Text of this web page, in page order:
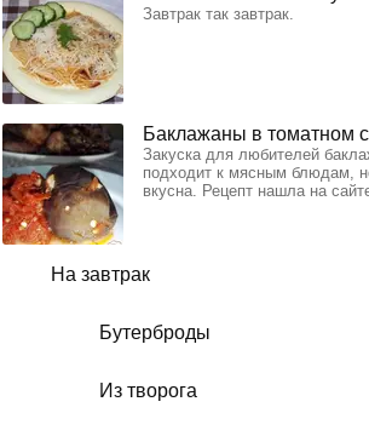
На завтрак
Бутерброды
Из творога
Завтрак так завтрак.
Баклажаны в томатном
Закуска для любителей
подходит к мясным блюдам,
вкусна. Рецепт нашла на